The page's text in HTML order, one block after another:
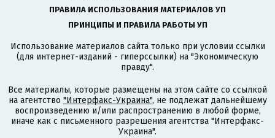
ПРАВИЛА ИСПОЛЬЗОВАНИЯ МАТЕРИАЛОВ УП
ПРИНЦИПЫ И ПРАВИЛА РАБОТЫ УП
Использование материалов сайта только при условии ссылки
(для интернет-изданий - гиперссылки) на "Экономическую
правду".
Все материалы, которые размещены на этом сайте со ссылкой
на агентство "Интерфакс-Украина", не подлежат дальнейшему
воспроизведению и/или распространению в любой форме,
иначе как с письменного разрешения агентства "Интерфакс-
Украина".